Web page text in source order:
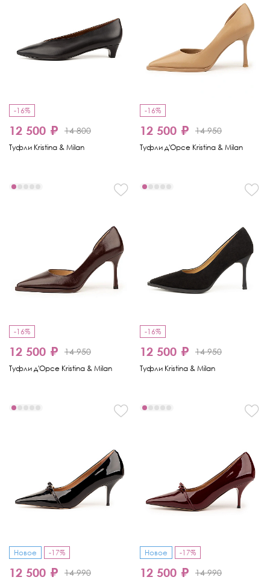
-16%
12 500 ₽ 14 800
Туфли Kristina & Milan
-16%
12 500 ₽ 14 950
Туфли д'Орсе Kristina & Milan
-16%
12 500 ₽ 14 950
Туфли д'Орсе Kristina & Milan
-16%
12 500 ₽ 14 950
Туфли Kristina & Milan
Новое -17%
12 500 ₽ 14 990
Новое -17%
12 500 ₽ 14 990